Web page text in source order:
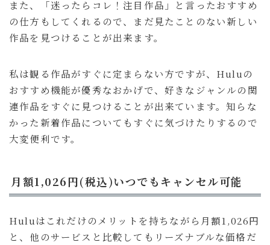
また、「迷ったらコレ！注目作品」と言ったおすすめ
の仕方もしてくれるので、まだ見たことのない新しい
作品を見つけることが出来ます。
私は観る作品がすぐに定まらない方ですが、Huluの
おすすめ機能が優秀なおかげで、好きなジャンルの関
連作品をすぐに見つけることが出来ています。知らな
かった新着作品についてもすぐに気づけたりするので
大変便利です。
月額1,026円(税込)いつでもキャンセル可能
Huluはこれだけのメリットを持ちながら月額1,026円
と、他のサービスと比較してもリーズナブルな価格だ